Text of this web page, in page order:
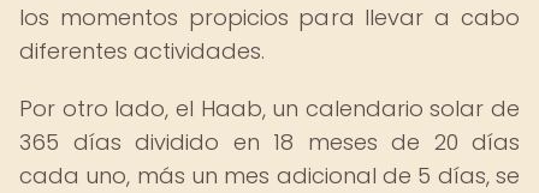
los momentos propicios para llevar a cabo
diferentes actividades.
Por otro lado, el Haab, un calendario solar de
365 días dividido en 18 meses de 20 días
cada uno, más un mes adicional de 5 días, se